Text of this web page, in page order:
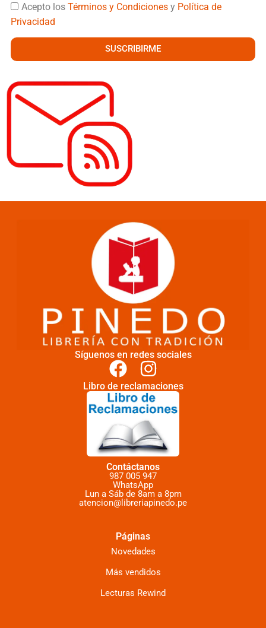
Acepto los Términos y Condicionesy Política de
Privacidad
SUSCRIBIRME
Síguenos en redes sociales
Libro de reclamaciones
Contáctanos
987 005 947
WhatsApp
Lun a Sáb de 8am a 8pm
atencion@libreriapinedo.pe
Páginas
Novedades
Más vendidos
Lecturas Rewind